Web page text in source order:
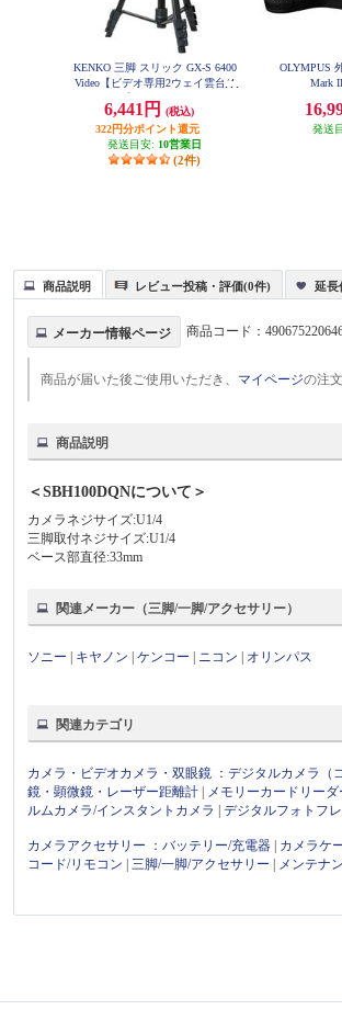
KENKO 三脚 スリック GX-S 6400
Video【ビデオ専用2ウェイ雲台/4
6,441円
(税込)
322円分ポイント還元
発送目安: 10営業日
(2件)
OLYMPUS
Mark
発送
商品説明 レビュー投稿・評価(0件) 延長
メーカー情報ページ 商品コード：
商品が届いた後ご使用いただき、 マイページの注
商品説明
＜SBH100DQNについて＞
カメラネジサイズ:U1/4
三脚取付ネジサイズ:U1/4
ベース部直径:33mm
関連メーカー（三脚/一脚/アクセサリー）
ソニー キヤノン |ケンコー ニコン オリンパス
関連カテゴリ
カメラ・ビデオカメラ・双眼鏡 ：デジタルカメラ（
鏡・顕微鏡・レーザー距離計
メモリーカードリーダ
ルムカメラ/インスタントカメラ
|デジタルフォトフ
カメラアクセサリー ：バッテリー/充電器 カメラケ
コード/リモコン |三脚/一脚/アクセサリー メンテナ